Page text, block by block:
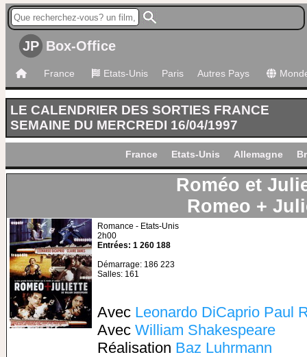
JP Box-Office
France Etats-Unis Paris Autres Pays
LE CALENDRIER DES SORTIES FRANCE
SEMAINE DU MERCREDI 16/04/1997
France Etats-Unis Allemagne
Roméo et
Romeo +
Romance - Etats-Unis
2h00
Entrées: 1 260 188
Démarrage: 186 223
Salles: 161
Avec Leonardo DiCaprio Paul
Avec William Shakespeare
Réalisation Baz Luhrmann